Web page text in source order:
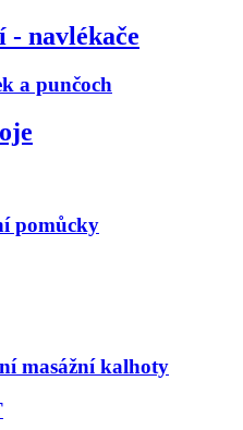
- navlékače
a punčoch
pomůcky
masážní kalhoty